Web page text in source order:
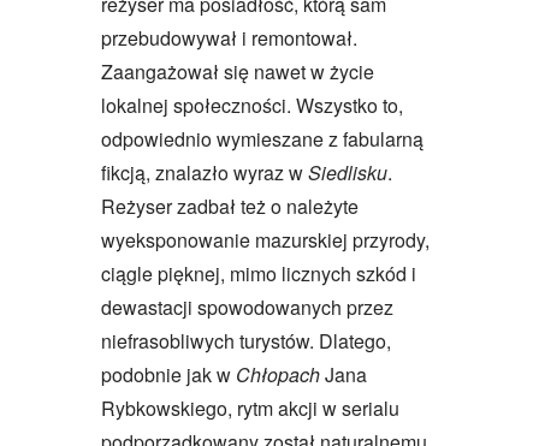
przebudowywał i remontował.
Zaangażował się nawet w życie
lokalnej społeczności. Wszystko to,
odpowiednio wymieszane z fabularną
fikcją, znalazło wyraz wSiedlisku.
Reżyser zadbał też o należyte
wyeksponowanie mazurskiej przyrody,
ciągle pięknej, mimo licznych szkód i
dewastacji spowodowanych przez
niefrasobliwych turystów. Dlatego,
podobnie jak w ChłopachJana
Rybkowskiego, rytm akcji w serialu